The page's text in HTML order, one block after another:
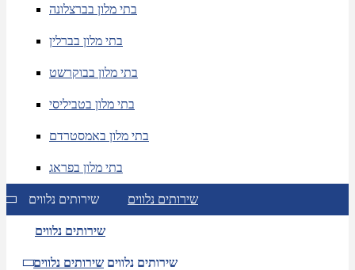
בתי מלון בברצלונה
בתי מלון בברלין
בתי מלון בבוקרשט
בתי מלון בטביליסי
בתי מלון באמסטרדם
בתי מלון בפראג
שירותים נלווים שירותים נלווים
שירותים נלווים
שירותים נלווים שירותים נלווים